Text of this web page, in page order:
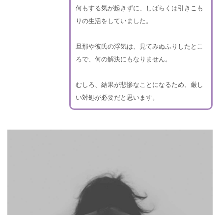
何もする気が起きずに、しばらくは引きこも
りの生活をしていました。
旦那や彼氏の浮気は、見てみぬふりしたとこ
ろで、何の解決にもなりません。
むしろ、結果が悲惨なことになるため、厳し
い対処が必要だと思います。